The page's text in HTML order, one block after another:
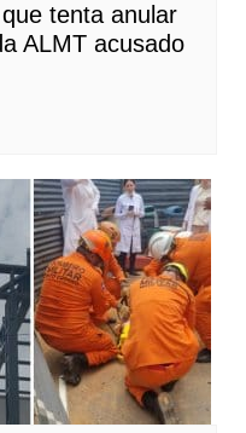
tenta anular
ALMT acusado